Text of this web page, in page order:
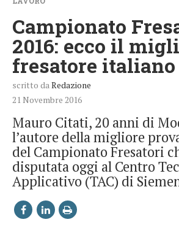
Campionato
2016: ecco il
fresatore italiano
scritto da Redazione
21 Novembre 2016
Mauro Citati, 20 anni di
l’autore della migliore
del Campionato Fresatori
disputata oggi al Centro
Applicativo (TAC) di